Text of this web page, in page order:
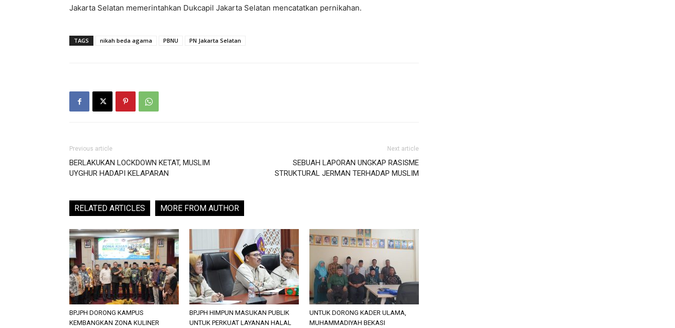
Jakarta Selatan memerintahkan Dukcapil Jakarta Selatan mencatatkan pernikahan.
TAGS nikah beda agama PBNU PN Jakarta Selatan
Previous article
BERLAKUKAN LOCKDOWN KETAT, MUSLIM
UYGHUR HADAPI KELAPARAN
Next article
SEBUAH LAPORAN UNGKAP RASISME
STRUKTURAL JERMAN TERHADAP MUSLIM
RELATED ARTICLES MORE FROM AUTHOR
BPJPH DORONG KAMPUS
KEMBANGKAN ZONA KULINER
BPJPH HIMPUN MASUKAN PUBLIK
UNTUK PERKUAT LAYANAN HALAL
UNTUK DORONG KADER ULAMA,
MUHAMMADIYAH BEKASI